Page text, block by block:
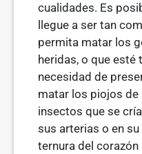
cualidades. Es
llegue a ser tan
permita matar los
heridas, o que esté
necesidad de
matar los piojos
insectos que se
sus arterias o en
ternura del corazón